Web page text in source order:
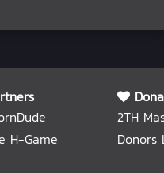
H-Game
2TH
Donors